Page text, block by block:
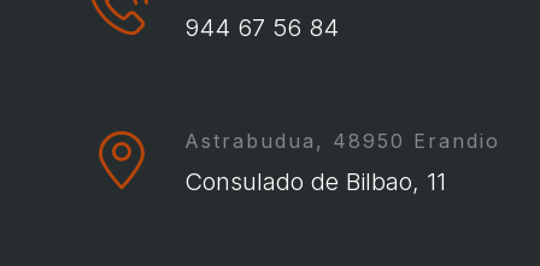
944 67 56 84
Astrabudua, 48950 Erandio
Consulado de Bilbao, 11